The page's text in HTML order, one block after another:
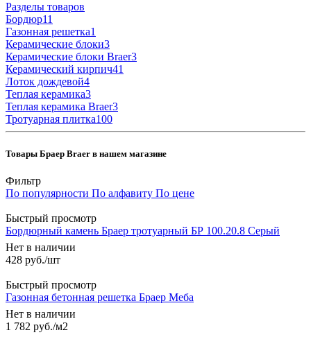
Разделы товаров
Бордюр11
Газонная решетка1
Керамические блоки3
Керамические блоки Braer3
Керамический кирпич41
Лоток дождевой4
Теплая керамика3
Теплая керамика Braer3
Тротуарная плитка100
Товары Браер Braer в нашем магазине
Фильтр
По популярности По алфавиту По цене
Быстрый просмотр
Бордюрный камень Браер тротуарный БР 100.20.8 Серый
Нет в наличии
428 руб./шт
Быстрый просмотр
Газонная бетонная решетка Браер Меба
Нет в наличии
1 782 руб./м2